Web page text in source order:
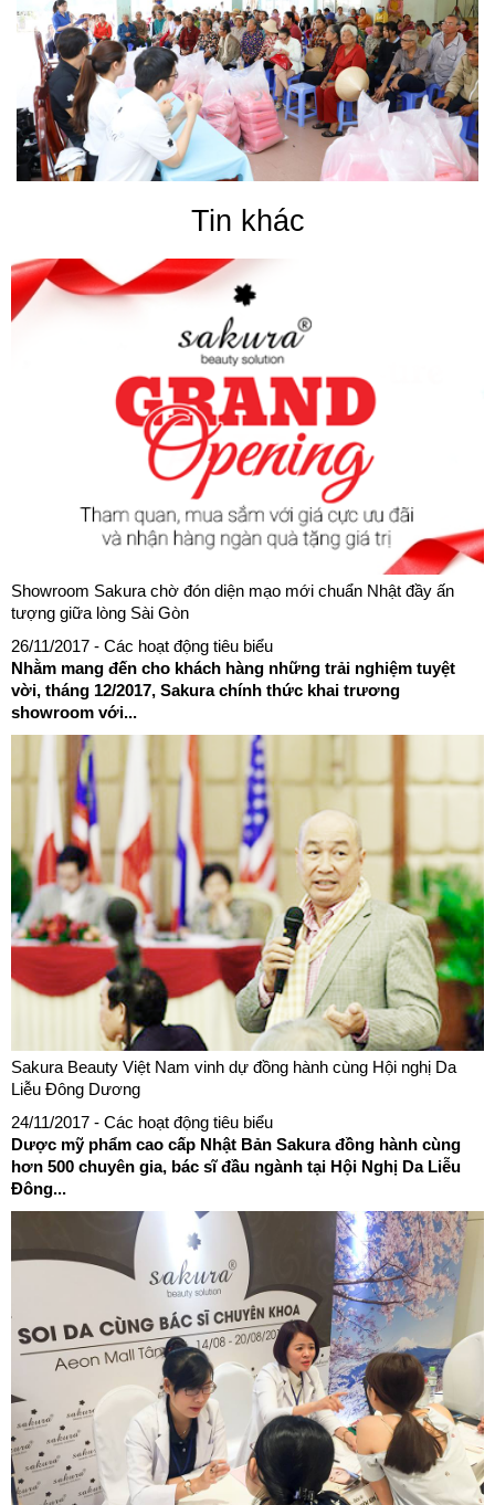
Tin khác
Showroom Sakura chờ đón diện mạo mới chuẩn Nhật đầy ấn
tượng giữa lòng Sài Gòn
26/11/2017 - Các hoạt động tiêu biểu
Nhằm mang đến cho khách hàng những trải nghiệm tuyệt
vời, tháng 12/2017, Sakura chính thức khai trương
showroom với...
Sakura Beauty Việt Nam vinh dự đồng hành cùng Hội nghị Da
Liễu Đông Dương
24/11/2017 - Các hoạt động tiêu biểu
Dược mỹ phẩm cao cấp Nhật Bản Sakura đồng hành cùng
hơn 500 chuyên gia, bác sĩ đầu ngành tại Hội Nghị Da Liễu
Đông...